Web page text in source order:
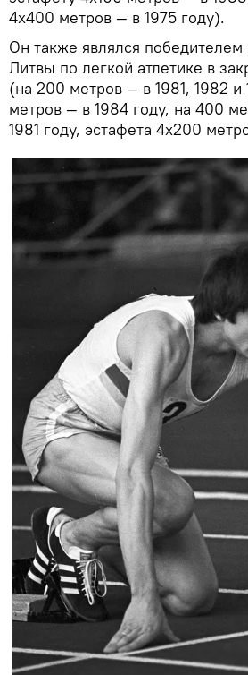
4x400 метров — в 1975 году).
Он также являлся
Литвы по легкой атлетике в
(на 200 метров — в 1981, 1982 и
метров — в 1984 году, на 400
1981 году, эстафета 4x200